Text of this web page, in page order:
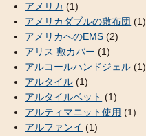
アメリカ (1)
アメリカダブルの敷布団 (1)
アメリカへのEMS (2)
アリス 敷カバー (1)
アルコールハンドジェル (1)
アルタイル (1)
アルタイルベット (1)
アルティマニット使用 (1)
アルファンイ (1)